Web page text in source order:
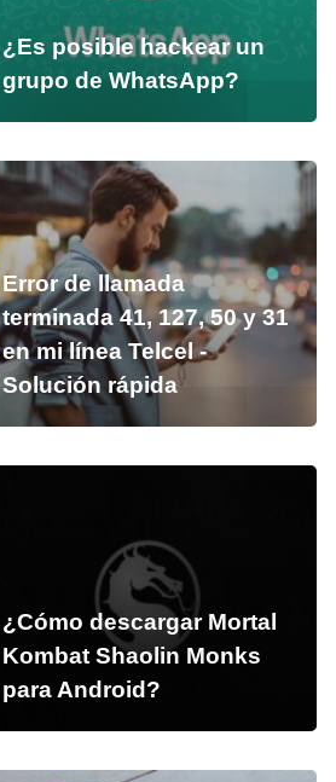
¿Es posible hackear un
grupo de WhatsApp?
Error de llamada
terminada 41, 127, 50 y 31
en mi línea Telcel -
Solución rápida
¿Cómo descargar Mortal
Kombat Shaolin Monks
para Android?